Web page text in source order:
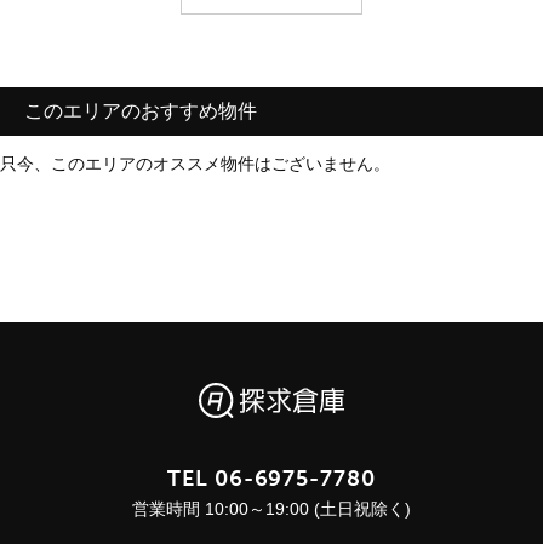
このエリアのおすすめ物件
只今、このエリアのオススメ物件はございません。
TEL 06-6975-7780
営業時間 10:00～19:00 (土日祝除く)